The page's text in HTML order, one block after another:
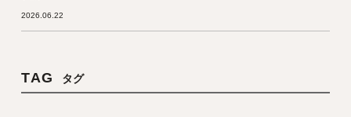
2026.06.22
TAG タグ